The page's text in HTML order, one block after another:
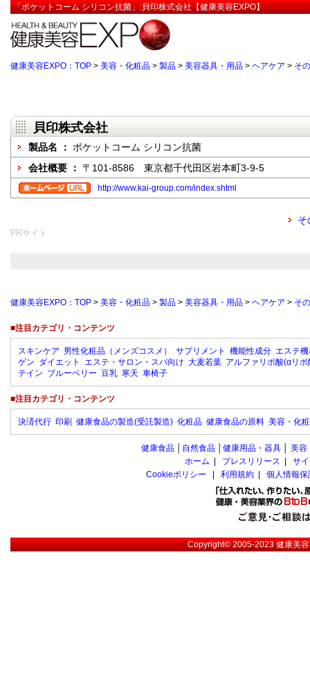
「ポケットコーム シリコン抗菌」:貝印株式会社【健康美容EXPO】
健康美容EXPO：TOP > 美容・化粧品 > 製品 > 美容器具・用品 > ヘアケア > そ
貝印株式会社
製品名 ： ポケットコーム シリコン抗菌
会社概要 ： 〒101-8586 東京都千代田区岩本町3-9-5
http://www.kai-group.com/index.shtml
そ
PRサイト
健康美容EXPO：TOP > 美容・化粧品 > 製品 > 美容器具・用品 > ヘアケア > そ
■注目カテゴリ・コンテンツ
スキンケア 男性化粧品（メンズコスメ） サプリメント 機能性成分 エステ
ゲン ダイエット エステ・サロン・スパ向け 大麦若葉 アルファリポ酸(αリポ
テイン ブルーベリー 豆乳 寒天 車椅子
■注目カテゴリ・コンテンツ
決済代行 印刷 健康食品の製造(受託製造) 化粧品 健康食品の原料 美容・化
健康食品 自然食品 健康用品・器具 美容
ホーム
プレスリリース
サ
Cookieポリシー
利用規約 個人情報
Copyright© 2005-2023健康美